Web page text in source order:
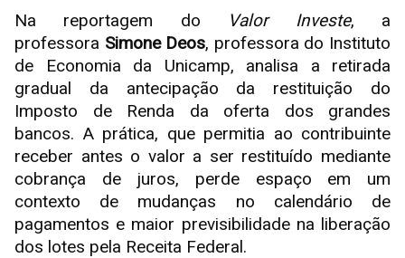
Na reportagem do Valor Investe, a
professora Simone Deos, professora do Instituto
de Economia da Unicamp, analisa a retirada
gradual da antecipação da restituição do
Imposto de Renda da oferta dos grandes
bancos. A prática, que permitia ao contribuinte
receber antes o valor a ser restituído mediante
cobrança de juros, perde espaço em um
contexto de mudanças no calendário de
pagamentos e maior previsibilidade na liberação
dos lotes pela Receita Federal.